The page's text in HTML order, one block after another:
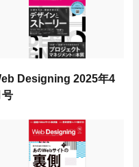
Designing 2025年4
号